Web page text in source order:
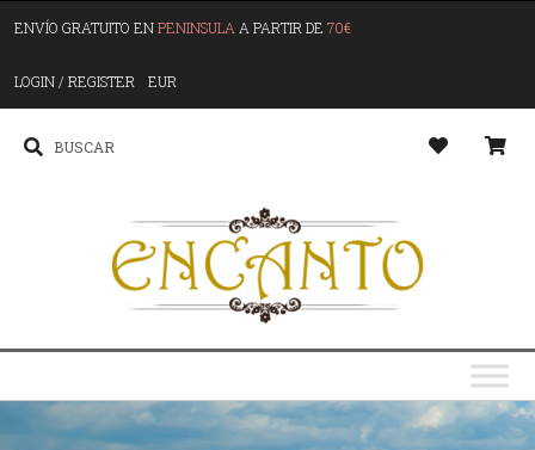
ENVÍO GRATUITO ENPENINSULA A PARTIR DE 70€
LOGIN / REGISTER EUR